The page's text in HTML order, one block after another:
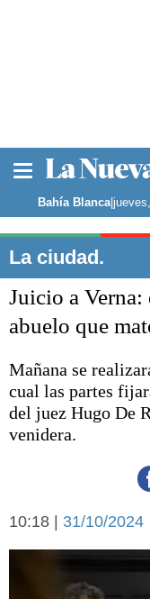
Noticias
Deportes
Bahía Blanca|
La ciudad.
Juicio a
abuelo que
Mañana se
cual las partes
del juez Hugo De
venidera.
10:18 | 31/10/2024